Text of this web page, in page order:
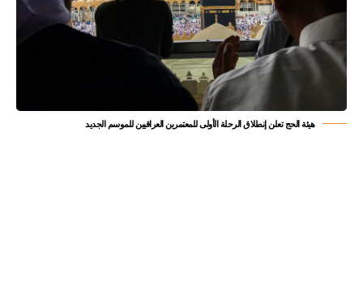
هيئة الحج تعلن إنطلاق الرحلة الأولى للمعتمرين العراقيين للموسم الجديد